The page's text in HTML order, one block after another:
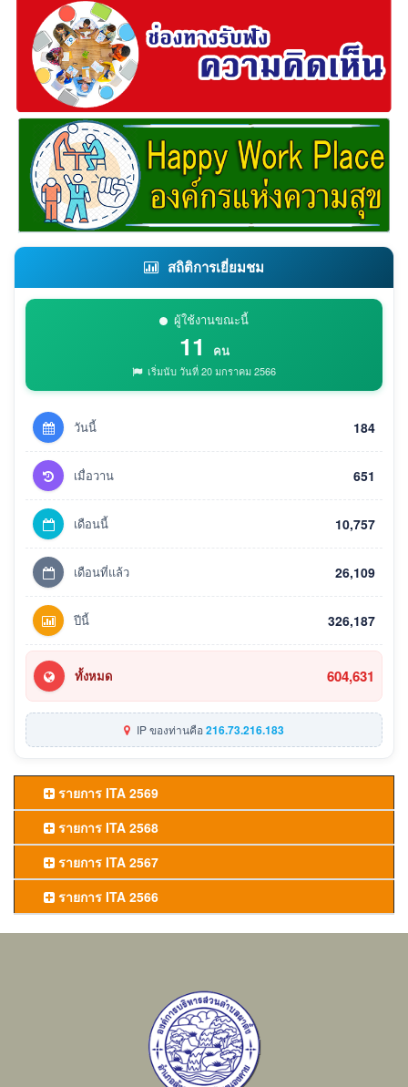
สถิติการเยี่ยมชม
ผู้ใช้งานขณะนี้
11 คน
เริ่มนับ วันที่ 20 มกราคม 2566
วันนี้ 184
เมื่อวาน 651
เดือนนี้ 10,757
เดือนที่แล้ว 26,109
ปีนี้ 326,187
ทั้งหมด 604,631
IP ของท่านคือ216.73.216.183
รายการ ITA 2569
รายการ ITA 2568
รายการ ITA 2567
รายการ ITA 2566